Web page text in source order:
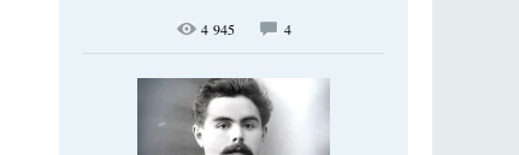
4 945 4